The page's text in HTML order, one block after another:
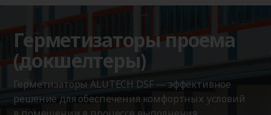
Герметизаторы проема
(докшелтеры)
Герметизаторы ALUTECH DSF — эффективное
решение для обеспечения комфортных условий